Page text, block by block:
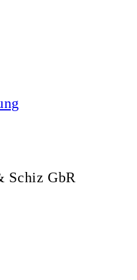
Schiz GbR